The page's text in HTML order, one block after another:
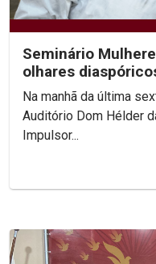
Seminário
olhares
Na manhã da última
Auditório Dom Hélder
Impulsor...